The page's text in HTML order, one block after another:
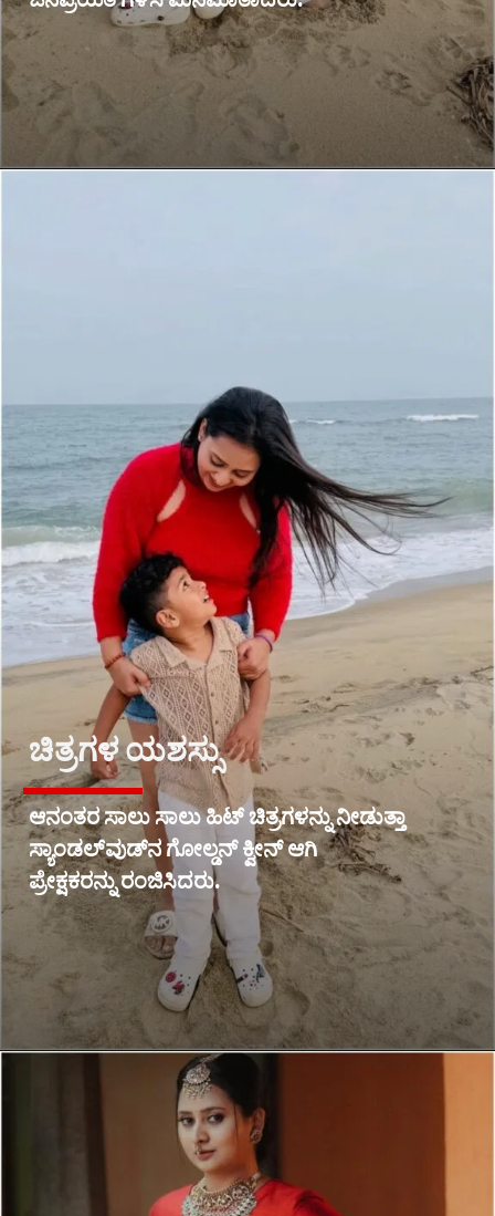
ಚಿತ್ರಗಳ ಯಶಸ್ಸು
ಆನಂತರ ಸಾಲು ಸಾಲು ಹಿಟ್ ಚಿತ್ರಗಳನ್ನು ನೀಡುತ್ತಾ
ಸ್ಯಾಂಡಲ್‌ವುಡ್‌ನ ಗೋಲ್ಡನ್ ಕ್ವೀನ್ ಆಗಿ
ಪ್ರೇಕ್ಷಕರನ್ನು ರಂಜಿಸಿದರು.